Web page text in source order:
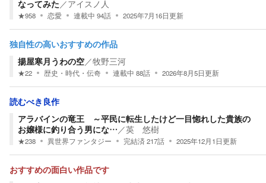
なってみた ／アイスノ人
★958 恋愛 連載中 94話 2025年7月16日更新
独自性の高いおすすめの作品
揚屋寒月うわの空／牧野三河
★22 歴史・時代・伝奇 連載中 88話 2026年8月5日更新
読むべき良作
アラバインの竜王 ～平民に転生したけど一目惚れした貴族の
お嬢様に釣り合う男にな… ／英 悠樹
★238 異世界ファンタジー 完結済217話 2025年12月1日更新
おすすめの面白い作品です